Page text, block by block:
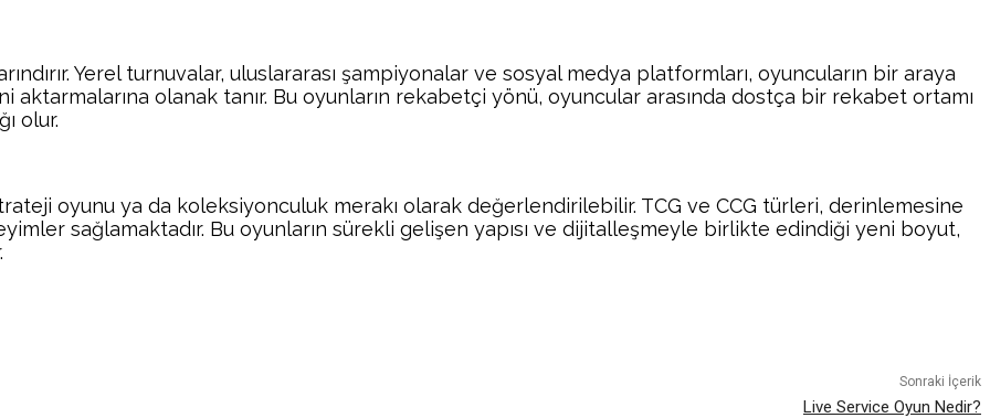
Yerel turnuvalar, uluslararası şampiyonalar ve sosyal medya platformları, oyuncuların bir araya
olanak tanır. Bu oyunların rekabetçi yönü, oyuncular arasında dostça bir rekabet ortamı
olur.
oyunu ya da koleksiyonculuk merakı olarak değerlendirilebilir. TCG ve CCG türleri, derinlemesine
sağlamaktadır. Bu oyunların sürekli gelişen yapısı ve dijitalleşmeyle birlikte edindiği yeni boyut,
Sonraki İçerik
Live Service Oyun Nedir?